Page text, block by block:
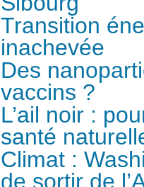
Transition
inachevée
Des
vaccins ?
L’ail noir :
santé
Climat :
de sortir de